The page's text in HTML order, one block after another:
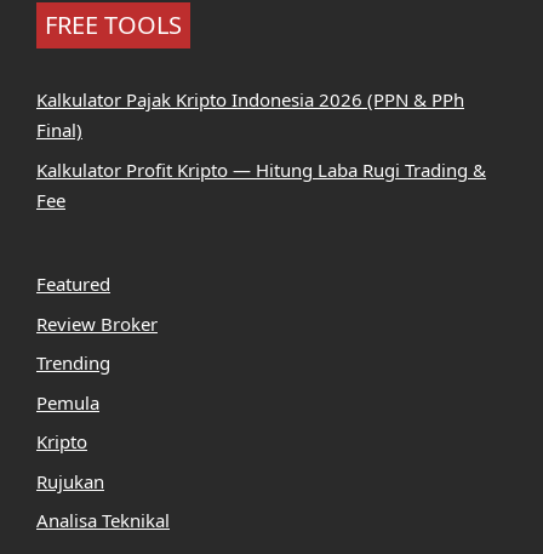
FREE TOOLS
Kalkulator Pajak Kripto Indonesia 2026 (PPN & PPh
Final)
Kalkulator Profit Kripto — Hitung Laba Rugi Trading &
Fee
Featured
Review Broker
Trending
Pemula
Kripto
Rujukan
Analisa Teknikal